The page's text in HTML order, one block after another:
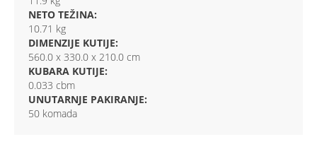
NETO TEŽINA:
10.71 kg
DIMENZIJE KUTIJE:
560.0 x 330.0 x 210.0 cm
KUBARA KUTIJE:
0.033 cbm
UNUTARNJE PAKIRANJE:
50 komada